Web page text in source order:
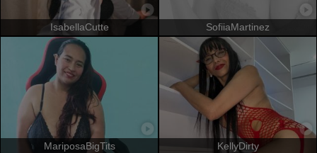
IsabellaCutte SofiiaMartinez
MariposaBigTits KellyDirty